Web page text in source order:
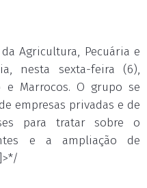
Agricultura, Pecuária e
nesta sexta-feira (6),
e Marrocos. O grupo se
empresas privadas e de
para tratar sobre o
e a ampliação de